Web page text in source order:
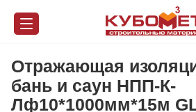
Отражающая
бань и саун НПП-К-
Лф10*1000мм*15м